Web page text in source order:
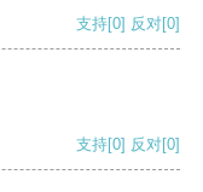
支持[0] 反对[0]
支持[0] 反对[0]